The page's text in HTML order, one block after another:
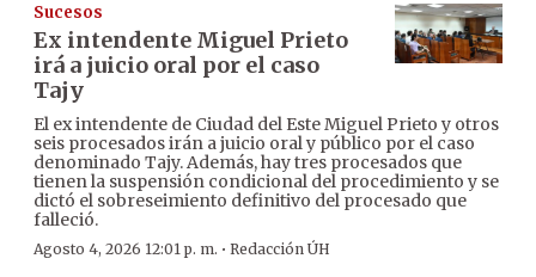
Sucesos
Ex intendente Miguel Prieto
irá a juicio oral por el caso
Tajy
El ex intendente de Ciudad del Este Miguel Prieto y otros
seis procesados irán a juicio oral y público por el caso
denominado Tajy. Además, hay tres procesados que
tienen la suspensión condicional del procedimiento y se
dictó el sobreseimiento definitivo del procesado que
falleció.
Agosto 4, 2026 12:01 p. m. · Redacción ÚH